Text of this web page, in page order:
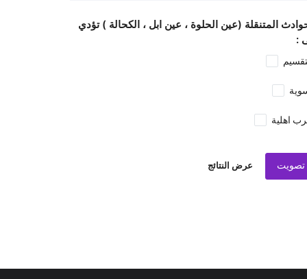
المتنقلة (عين الحلوة ، عين ابل ، الكحالة ) تؤدي
:
اهلية
تصويت عرض النتائج